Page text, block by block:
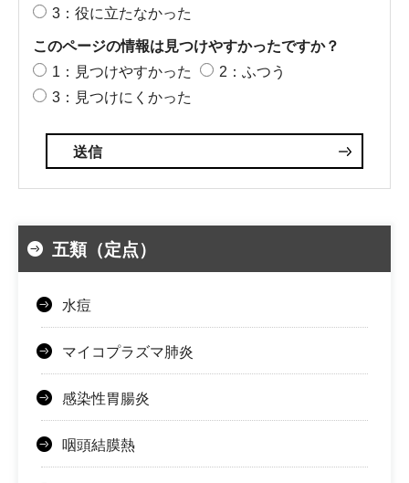
3：役に立たなかった
このページの情報は見つけやすかったですか？
1：見つけやすかった
2：ふつう
3：見つけにくかった
五類（定点）
水痘
マイコプラズマ肺炎
感染性胃腸炎
咽頭結膜熱